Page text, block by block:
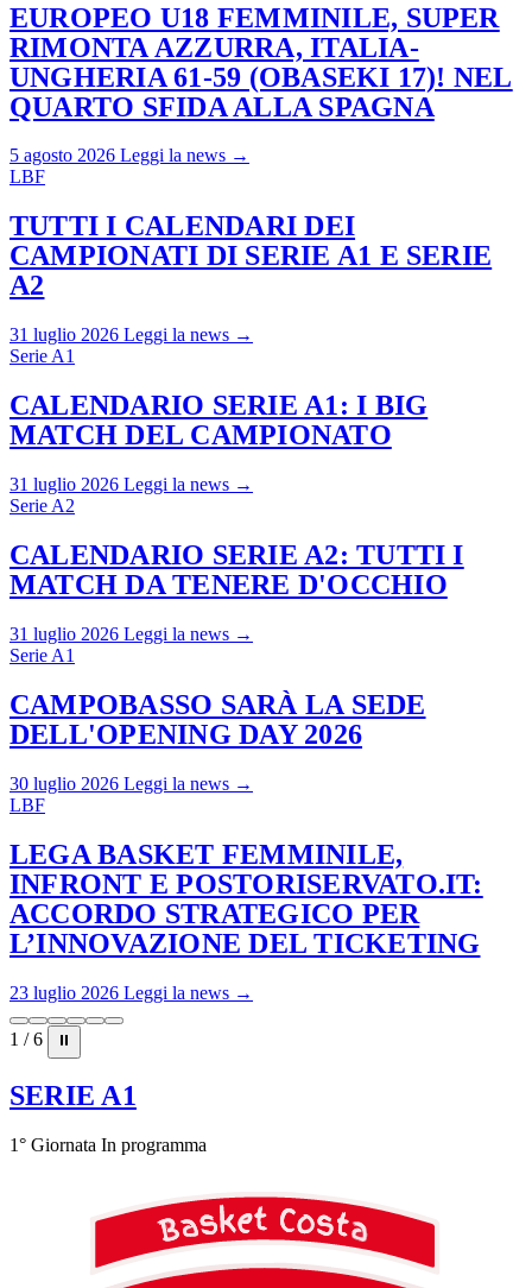
EUROPEO U18 FEMMINILE, SUPER
RIMONTA AZZURRA, ITALIA-
UNGHERIA 61-59 (OBASEKI 17)! NEL
QUARTO SFIDA ALLA SPAGNA
5 agosto 2026 Leggi la news →
LBF
TUTTI I CALENDARI DEI
CAMPIONATI DI SERIE A1 E SERIE
A2
31 luglio 2026 Leggi la news →
Serie A1
CALENDARIO SERIE A1: I BIG
MATCH DEL CAMPIONATO
31 luglio 2026 Leggi la news →
Serie A2
CALENDARIO SERIE A2: TUTTI I
MATCH DA TENERE D'OCCHIO
31 luglio 2026 Leggi la news →
Serie A1
CAMPOBASSO SARÀ LA SEDE
DELL'OPENING DAY 2026
30 luglio 2026 Leggi la news →
LBF
LEGA BASKET FEMMINILE,
INFRONT E POSTORISERVATO.IT:
ACCORDO STRATEGICO PER
L’INNOVAZIONE DEL TICKETING
23 luglio 2026 Leggi la news →
1 / 6 ⏸
SERIE A1
1° Giornata In programma